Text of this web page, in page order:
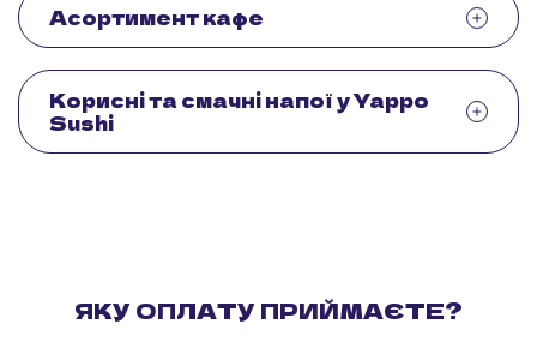
Асортимент кафе
Корисні та смачні напої у Yappo
Sushi
ЯКУ ОПЛАТУ ПРИЙМАЄТЕ?